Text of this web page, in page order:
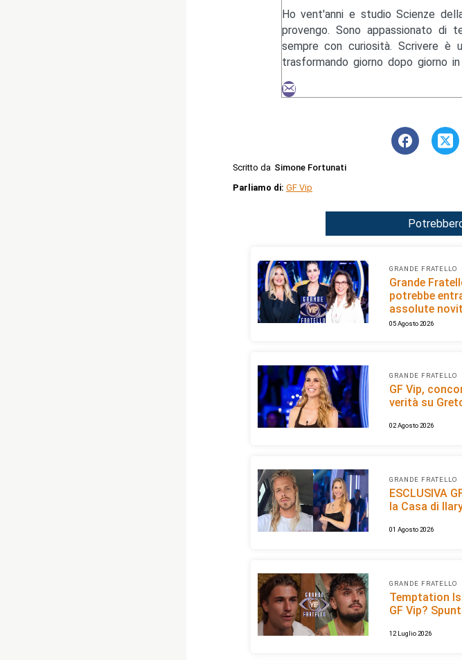
Ho vent'anni e studio Scienze
provengo. Sono appassionato di
sempre con curiosità. Scrivere è
trasformando giorno dopo giorno
Scritto da Simone Fortunati
Parliamo di: GF Vip
GRANDE FRATELLO
Grande
potrebbe
assolute
05 Agosto 2026
GRANDE FRATELLO
GF Vip,
verità su
02 Agosto 2026
GRANDE FRATELLO
ESCLUSIVA
la Casa di
01 Agosto 2026
GRANDE FRATELLO
Temptation
GF Vip?
12 Luglio 2026